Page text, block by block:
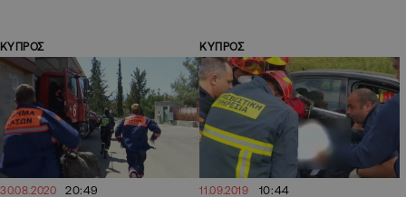
ΚΥΠΡΟΣ
30.08.2020 20:49
ΚΥΠΡΟΣ
11.09.2019 10:44